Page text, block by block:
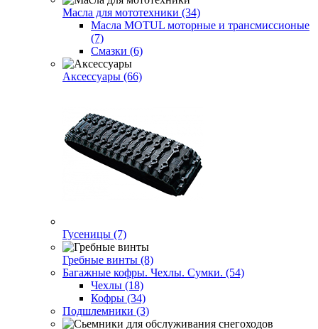
Масла для мототехники (34)
Масла MOTUL моторные и трансмиссионые
(7)
Смазки (6)
Аксессуары (66)
Гусеницы (7)
Гребные винты (8)
Багажные кофры. Чехлы. Сумки. (54)
Чехлы (18)
Кофры (34)
Подшлемники (3)